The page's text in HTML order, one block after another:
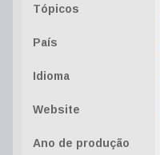
Tópicos
País
Idioma
Website
Ano de produção